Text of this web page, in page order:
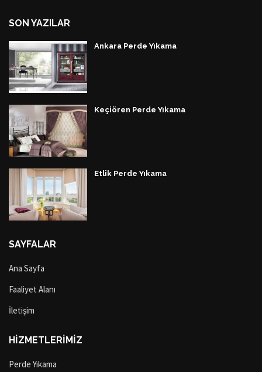
SON YAZILAR
Ankara Perde Yıkama
Keçiören Perde Yıkama
Etlik Perde Yıkama
SAYFALAR
Ana Sayfa
Faaliyet Alanı
İletişim
HİZMETLERİMİZ
Perde Yıkama